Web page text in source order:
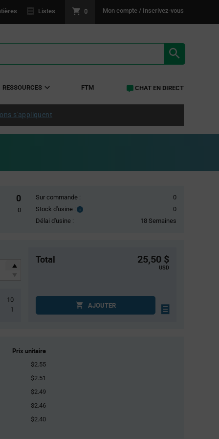
Listes 0 Mon compte / Inscrivez-vous
RESSOURCES FTM CHAT EN DIRECT
s'appliquent
0
0
Sur commande :
0
Stock d'usine :
Stock
0
Délai d'usine :
18 Semaines
10
1
Total 25,50 $
USD
AJOUTER
Prix unitaire
$2.55
$2.51
$2.49
$2.46
$2.40